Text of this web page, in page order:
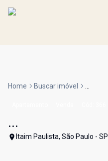
Home Buscar imóvel ...
...
Itaim Paulista, São Paulo - SP